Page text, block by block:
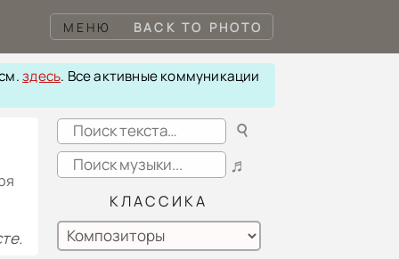
МЕНЮ BACK TO PHOTO
здесь. Все активные коммуникации
☌
♬
КЛАССИКА